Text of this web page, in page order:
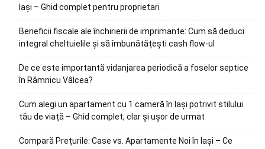
Iași – Ghid complet pentru proprietari
Beneficii fiscale ale închirierii de imprimante: Cum să deduci
integral cheltuielile și să îmbunătățești cash flow-ul
De ce este importantă vidanjarea periodică a foselor septice
în Râmnicu Vâlcea?
Cum alegi un apartament cu 1 cameră în Iași potrivit stilului
tău de viață – Ghid complet, clar și ușor de urmat
Compară Prețurile: Case vs. Apartamente Noi în Iași – Ce